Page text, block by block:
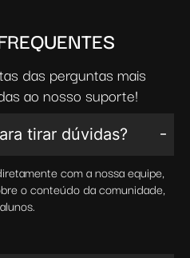
das perguntas mais
ao nosso suporte!
tirar dúvidas?
com a nossa equipe,
o conteúdo da comunidade,